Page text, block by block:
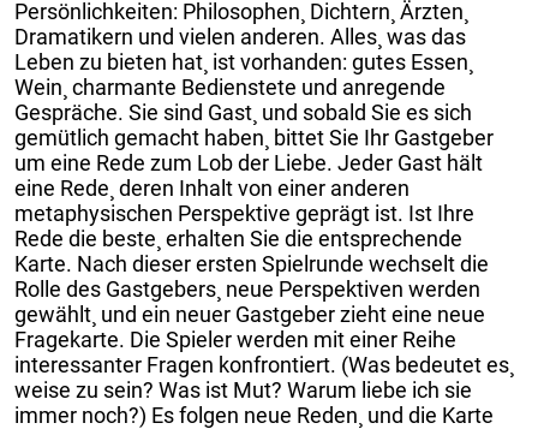
Persönlichkeiten: Philosophen¸ Dichtern¸ Ärzten¸
Dramatikern und vielen anderen. Alles¸ was das
Leben zu bieten hat¸ ist vorhanden: gutes Essen¸
Wein¸ charmante Bedienstete und anregende
Gespräche. Sie sind Gast¸ und sobald Sie es sich
gemütlich gemacht haben¸ bittet Sie Ihr Gastgeber
um eine Rede zum Lob der Liebe. Jeder Gast hält
eine Rede¸ deren Inhalt von einer anderen
metaphysischen Perspektive geprägt ist. Ist Ihre
Rede die beste¸ erhalten Sie die entsprechende
Karte. Nach dieser ersten Spielrunde wechselt die
Rolle des Gastgebers¸ neue Perspektiven werden
gewählt¸ und ein neuer Gastgeber zieht eine neue
Fragekarte. Die Spieler werden mit einer Reihe
interessanter Fragen konfrontiert. (Was bedeutet es¸
weise zu sein? Was ist Mut? Warum liebe ich sie
immer noch?) Es folgen neue Reden¸ und die Karte